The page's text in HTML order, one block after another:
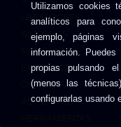
Utilizamos cookies
analíticos para
ejemplo, páginas
información.
propias pulsando
(menos las
configurarlas usando
LIMPIADORES
SILICONAS
ESPUMAS DE
EXPANSIÓN
CINTAS
ADHESIVAS